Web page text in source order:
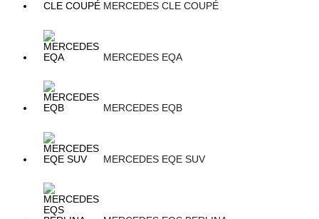
MERCEDES CLE COUPÉ
MERCEDES EQA
MERCEDES EQB
MERCEDES EQE SUV